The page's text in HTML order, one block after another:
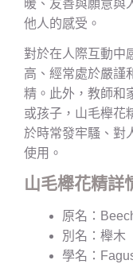
暖、友善與願意與
他人的感受。
對於在人際互動中
高、經常處於嚴謹
精。此外，教師和
或孩子，山毛櫸花
於時常發牢騷、對
使用。
山毛櫸花精詳
原名：
別名：櫸木
學名：